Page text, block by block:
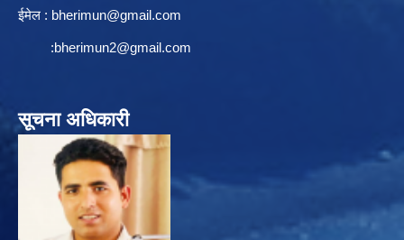
ईमेल : bherimun@gmail.com
:bherimun2@gmail.com
सूचना अधिकारी